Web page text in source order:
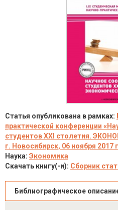
Статья опубликована в рамках:
практической конференции
студентов XXI столетия.
г. Новосибирск, 06 ноября 2017
Наука: Экономика
Скачать книгу(-и): Сборник
Библиографическое